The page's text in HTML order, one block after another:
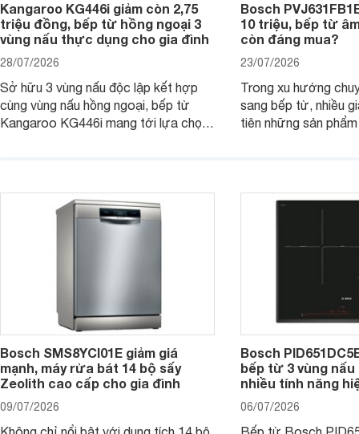
Kangaroo KG446i giảm còn 2,75
triệu đồng, bếp từ hồng ngoại 3
vùng nấu thực dụng cho gia đình
28/07/2026
Sở hữu 3 vùng nấu độc lập kết hợp
cùng vùng nấu hồng ngoại, bếp từ
Kangaroo KG446i mang tới lựa chọn
nhiều cửa hàng, đại lý.
Bosch
10 triệu, bếp từ
còn đáng mua?
23/07/2026
Trong xu hướng
sang bếp từ, nhiều
tiên những sản
mẫu bếp đáp ứng
Bosch SMS8YCI01E giảm giá
mạnh, máy rửa bát 14 bộ sấy
Zeolith cao cấp cho gia đình
09/07/2026
Bosch
bếp từ 3 vùng
nhiều tính năng
06/07/2026